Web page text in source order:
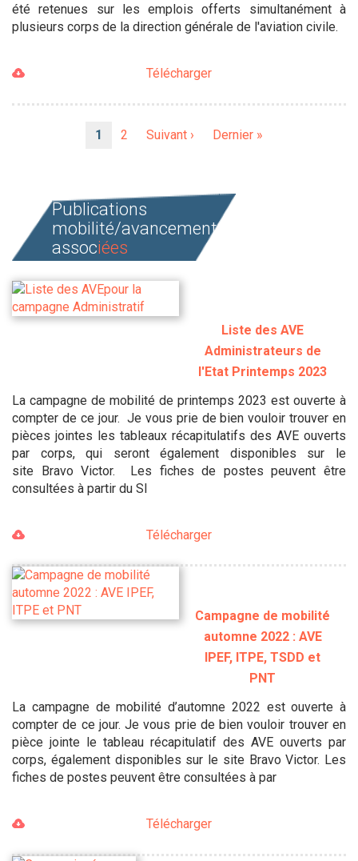
été retenues sur les emplois offerts simultanément à
plusieurs corps de la direction générale de l'aviation civile.
Télécharger
Page
1 Page
2
Page
Suivant ›
Dernière
Dernier »
Publications
mobilité/avancement
associées
Liste des AVE
Administrateurs de
l'Etat Printemps 2023
La campagne de mobilité de printemps 2023 est ouverte à
compter de ce jour. Je vous prie de bien vouloir trouver en
pièces jointes les tableaux récapitulatifs des AVE ouverts
par corps, qui seront également disponibles sur le
site Bravo Victor. Les fiches de postes peuvent être
consultées à partir du SI
Télécharger
Campagne de mobilité
automne 2022 : AVE
IPEF, ITPE, TSDD et
PNT
La campagne de mobilité d’automne 2022 est ouverte à
compter de ce jour. Je vous prie de bien vouloir trouver en
pièce jointe le tableau récapitulatif des AVE ouverts par
corps, également disponibles sur le site Bravo Victor. Les
fiches de postes peuvent être consultées à par
Télécharger